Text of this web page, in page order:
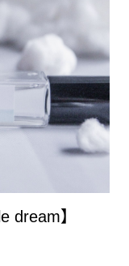
dream】